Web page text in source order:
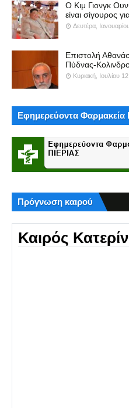
Ο Κιμ Γιονγκ Ουν
είναι σίγουρος
Δευτέρα,
Επιστολή
Πύδνας-
Κυριακή, Ιουλίου
Εφημερεύοντα Φαρμακεία
Πρόγνωση καιρού
Καιρός